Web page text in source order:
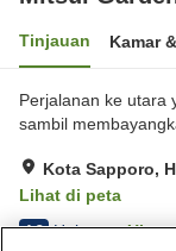
Tinjauan Kamar
Perjalanan ke utara
sambil
Kota Sapporo,
Lihat di peta
4.3 Hebat